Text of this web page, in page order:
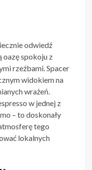
odwiedź
spokoju z
rzeźbami. Spacer
widokiem na
wrażeń.
w jednej z
– to doskonały
tego
lokalnych